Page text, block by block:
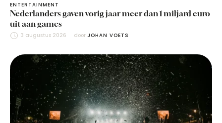
ENTERTAINMENT
Nederlanders gaven vorig jaar meer dan 1 miljard euro
uit aan games
3 augustus 2026 door JOHAN VOETS